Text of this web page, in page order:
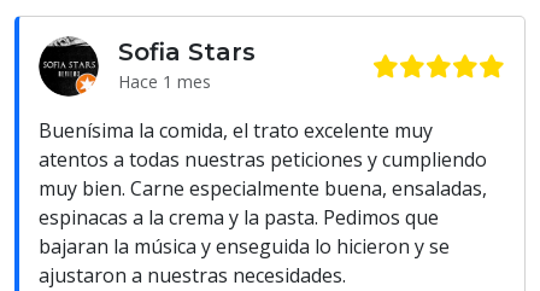
Sofia Stars
Hace 1 mes
Buenísima la comida, el trato excelente muy
atentos a todas nuestras peticiones y cumpliendo
muy bien. Carne especialmente buena, ensaladas,
espinacas a la crema y la pasta. Pedimos que
bajaran la música y enseguida lo hicieron y se
ajustaron a nuestras necesidades.